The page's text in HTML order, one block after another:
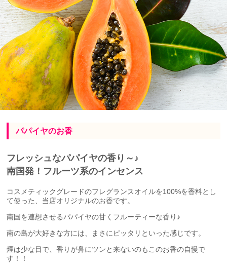
パパイヤのお香
フレッシュなパパイヤの香り～♪
南国発！フルーツ系のインセンス
コスメティックグレードのフレグランスオイルを100%を香料とし
て使った、当店オリジナルのお香です。
南国を連想させるパパイヤの甘くフルーティーな香り♪
南の島が大好きな方には、まさにピッタリといった感じです。
煙は少な目で、香りが鼻にツンと来ないのもこのお香の自慢で
す！！